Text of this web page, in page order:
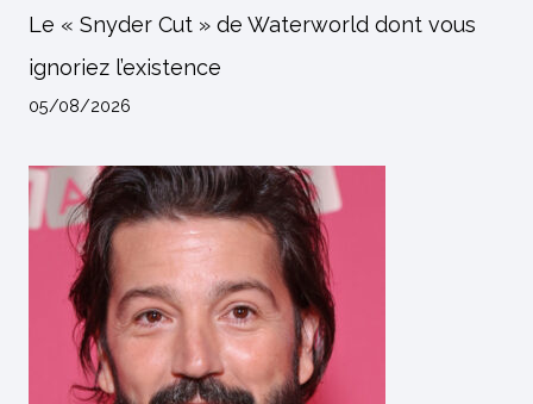
Le « Snyder Cut » de Waterworld dont vous
ignoriez l’existence
05/08/2026